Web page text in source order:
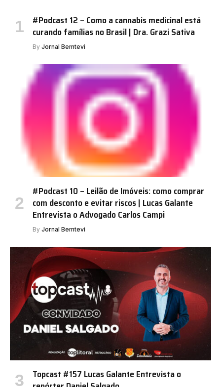
#Podcast 12 – Como a cannabis medicinal está
curando famílias no Brasil | Dra. Grazi Sativa
By Jornal Bemtevi
#Podcast 10 – Leilão de Imóveis: como comprar
com desconto e evitar riscos | Lucas Galante
Entrevista o Advogado Carlos Campi
By Jornal Bemtevi
Topcast #157 Lucas Galante Entrevista o